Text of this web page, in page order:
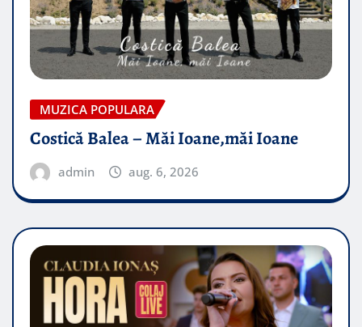
MUZICA POPULARA
Costică Balea – Măi Ioane,măi Ioane
admin aug. 6, 2026